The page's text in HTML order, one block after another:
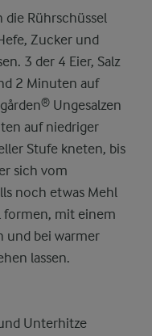
Rührschüssel
Zucker und
3 der 4 Eier, Salz
2 Minuten auf
Ungesalzen
auf niedriger
Stufe kneten, bis
sich vom
noch etwas Mehl
formen, mit einem
und bei warmer
lassen.
Unterhitze